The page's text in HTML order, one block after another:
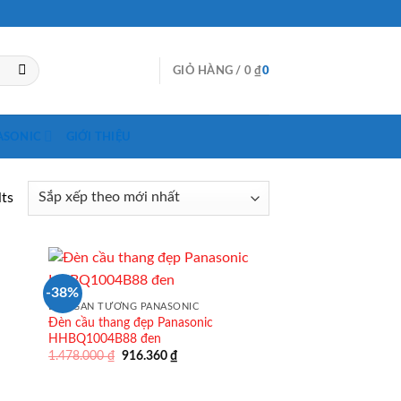
GIỎ HÀNG / 0₫0
GIỚI THIỆU
-38%
ĐÈN GẮN TƯỜNG PANASONIC
Đèn cầu thang đẹp Panasonic
HHBQ1004B88 đen
1.478.000₫ Giá
916.360₫